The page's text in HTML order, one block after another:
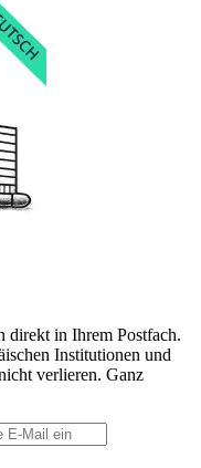
direkt in Ihrem Postfach.
Institutionen und
verlieren. Ganz